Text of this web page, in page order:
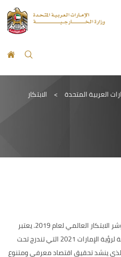
العربية المتحدة > الابتكار
تتصدر دولة الإمارات عربياً في مؤشر الابتكار العالمي لعام 2019. يعتبر
الابتكار عنصراً من المحاور الوطنية لرؤية الإمارات 2021 التي تندرج تحت
ينشد تحقيق اقتصاد معرفي ومتنوع